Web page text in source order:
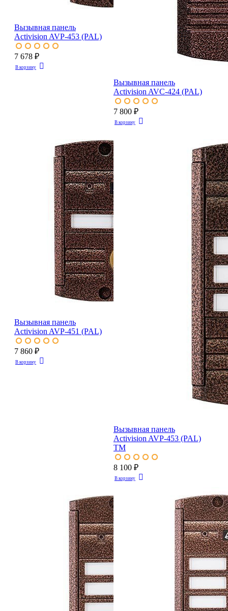
Вызывная панель
Activision AVP-453 (PAL)
7 678 ₽
В корзину
Вызывная панель
Activision AVC-424 (PAL)
7 800 ₽
В корзину
Вызывная панель
Activision AVP-451 (PAL)
7 860 ₽
В корзину
Вызывная панель
Activision AVP-453 (PAL)
ТМ
8 100 ₽
В корзину